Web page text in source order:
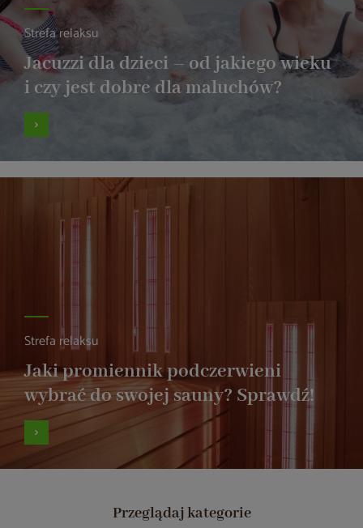
Strefa relaksu
Jacuzzi dla dzieci – od jakiego wieku
i czy jest dobre dla maluchów?
Strefa relaksu
Jaki promiennik podczerwieni
wybrać do swojej sauny? Sprawdź!
Przeglądaj kategorie